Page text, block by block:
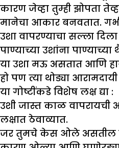
कारण जेव्हा तुम्ही झोपता
मानेचा आकार बनवतात.
उशा वापरण्याचा सल्ला दिला
पाण्याच्या उशांना
या उशा मऊ असतात आणि
हो पण त्या थोड्या
या गोष्टींकडे विशेष लक्ष द्या :
उशी जास्त काळ वापरायची
लक्षात ठेवाव्यात.
जर तुमचे केस ओले असतील